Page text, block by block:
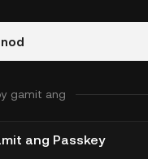
gamit ang
ang Passkey